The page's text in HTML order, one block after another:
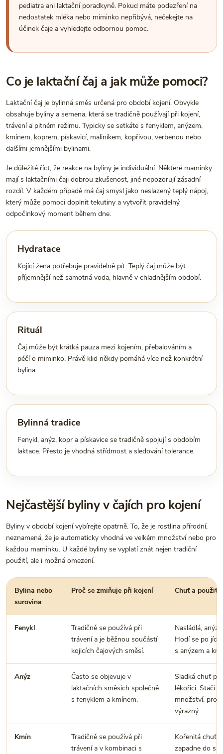
pediatra ani laktační poradkyně. Pokud máte podezření na
nedostatek mléka nebo miminko nepřibývá, nečekejte na
účinek čaje a vyhledejte odbornou pomoc.
Co je laktační čaj a jak může pomoci?
Laktační čaj je bylinná směs určená pro období kojení. Obvykle
obsahuje byliny a semena, která se tradičně používají při kojení,
trávení a pitném režimu. Typicky se setkáte s fenyklem, anýzem,
kmínem, koprem, pískavicí, maliníkem, kopřivou, verbenou nebo
dalšími jemnějšími bylinami.
Je důležité říct, že reakce na byliny je individuální. Některé maminky
mají s laktačními čaji dobrou zkušenost, jiné nepozorují zásadní
rozdíl. V každém případě má čaj smysl jako neslazený teplý nápoj,
který může pomoci doplnit tekutiny a vytvořit pravidelný
odpočinkový moment během dne.
Hydratace
Kojící žena potřebuje pravidelně pít. Teplý čaj může být
příjemnější než samotná voda, hlavně v chladnějším období.
Rituál
Čaj může být krátká pauza mezi kojením, přebalováním a
péčí o miminko. Právě klid někdy pomáhá více než konkrétní
bylina.
Bylinná tradice
Fenykl, anýz, kopr a pískavice se tradičně spojují s obdobím
laktace. Přesto je vhodná střídmost a sledování tolerance.
Nejčastější byliny v čajích pro kojení
Byliny v období kojení vybírejte opatrně. To, že je rostlina přírodní,
neznamená, že je automaticky vhodná ve velkém množství nebo pro
každou maminku. U každé byliny se vyplatí znát nejen tradiční
použití, ale i možná omezení.
Bylina nebo
surovina
Proč se zmiňuje při kojení Chuť a použití
Fenykl
Tradičně se používá při
trávení a je běžnou součástí
kojicích čajových směsí.
Nasládlá,
Hodí se po
s anýzem a
Anýz
Často se objevuje v
laktačních směsích společně
s fenyklem a kmínem.
Sladká chuť
lékořici. Stačí
množství,
výrazný.
Kmín
Tradičně se používá při
trávení a v kombinaci s
Kořenitá chuť,
zapadne do